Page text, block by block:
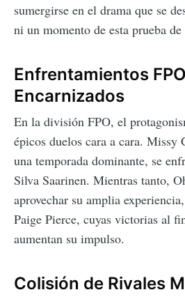
sumergirse en el drama que se
ni un momento de esta prueba
Enfrentamientos FPO
Encarnizados
En la división FPO, el
épicos duelos cara a cara. Missy
una temporada dominante, se
Silva Saarinen. Mientras tanto,
aprovechar su amplia
Paige Pierce, cuyas victorias al
aumentan su impulso.
Colisión de Rivales